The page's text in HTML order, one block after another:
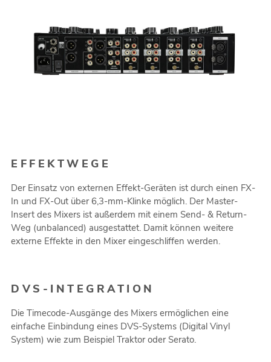
EFFEKTWEGE
Der Einsatz von externen Effekt-Geräten ist durch einen FX-
In und FX-Out über 6,3-mm-Klinke möglich. Der Master-
Insert des Mixers ist außerdem mit einem Send- & Return-
Weg (unbalanced) ausgestattet. Damit können weitere
externe Effekte in den Mixer eingeschliffen werden.
DVS-INTEGRATION
Die Timecode-Ausgänge des Mixers ermöglichen eine
einfache Einbindung eines DVS-Systems (Digital Vinyl
System) wie zum Beispiel Traktor oder Serato.